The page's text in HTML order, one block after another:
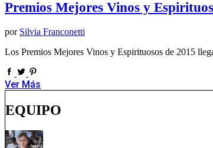
Premios Mejores Vinos y
por Silvia Franconetti
Los Premios Mejores Vinos y Espirituosos de 2015
Ver Más
EQUIPO